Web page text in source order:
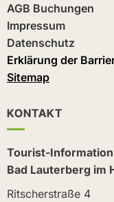
AGB Buchungen
Impressum
Datenschutz
Erklärung der
Sitemap
KONTAKT
Tourist-Information
Bad Lauterberg im
Ritscherstraße 4